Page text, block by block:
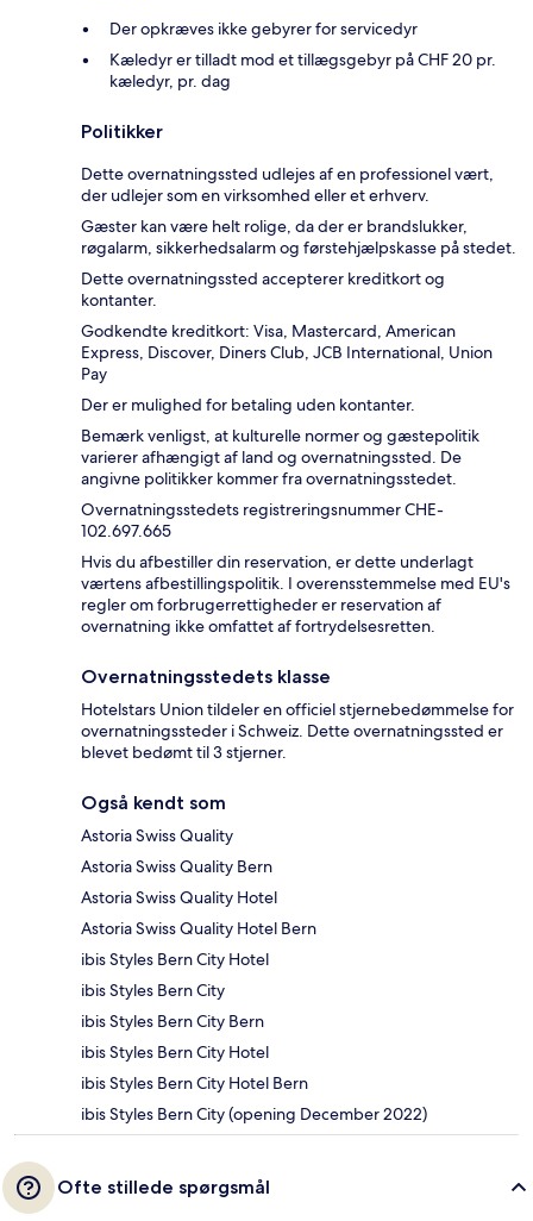
Der opkræves ikke gebyrer for servicedyr
Kæledyr er tilladt mod et tillægsgebyr på CHF 20 pr.
kæledyr, pr. dag
Politikker
Dette overnatningssted udlejes af en professionel vært,
der udlejer som en virksomhed eller et erhverv.
Gæster kan være helt rolige, da der er brandslukker,
røgalarm, sikkerhedsalarm og førstehjælpskasse på stedet.
Dette overnatningssted accepterer kreditkort og
kontanter.
Godkendte kreditkort: Visa, Mastercard, American
Express, Discover, Diners Club, JCB International, Union
Pay
Der er mulighed for betaling uden kontanter.
Bemærk venligst, at kulturelle normer og gæstepolitik
varierer afhængigt af land og overnatningssted. De
angivne politikker kommer fra overnatningsstedet.
Overnatningsstedets registreringsnummer CHE-
102.697.665
Hvis du afbestiller din reservation, er dette underlagt
værtens afbestillingspolitik. I overensstemmelse med EU's
regler om forbrugerrettigheder er reservation af
overnatning ikke omfattet af fortrydelsesretten.
Overnatningsstedets klasse
Hotelstars Union tildeler en officiel stjernebedømmelse for
overnatningssteder i Schweiz. Dette overnatningssted er
blevet bedømt til 3 stjerner.
Også kendt som
Astoria Swiss Quality
Astoria Swiss Quality Bern
Astoria Swiss Quality Hotel
Astoria Swiss Quality Hotel Bern
ibis Styles Bern City Hotel
ibis Styles Bern City
ibis Styles Bern City Bern
ibis Styles Bern City Hotel
ibis Styles Bern City Hotel Bern
ibis Styles Bern City (opening December 2022)
Ofte stillede spørgsmål